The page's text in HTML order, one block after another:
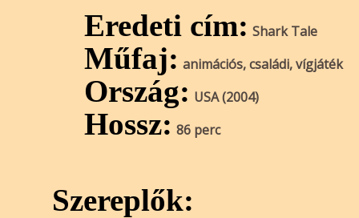
Eredeti cím: Shark Tale
Műfaj: animációs, családi, vígjáték
Ország: USA (2004)
Hossz: 86 perc
Szereplők: